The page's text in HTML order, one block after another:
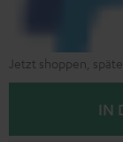
Jetzt shoppen,
IN